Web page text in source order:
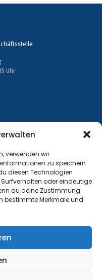
verwenden wir
zu speichern
diesen Technologien
oder eindeutige
du deine Zustimmung
bestimmte Merkmale und
Uhr
17